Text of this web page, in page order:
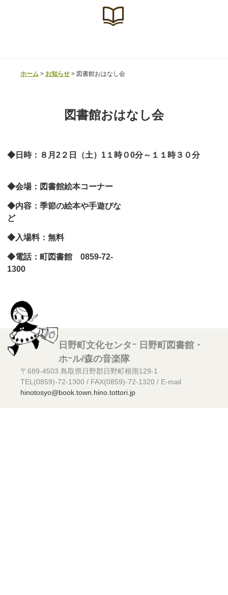
ホーム > お知らせ > 図書館おはなし会
図書館おはなし会
◆日時：８月2２日（土）1１時０0分～１１時３０分
◆会場：図書館絵本コーナー
◆内容：季節の絵本や手遊びな
ど
◆入場料：無料
◆電話：町図書館 0859-72-
日野町文化センタｰ 日野町図書館・
ホｰル/森の音楽隊
〒689-4503 鳥取県日野郡日野町根雨129-1
TEL(0859)-72-1300 / FAX(0859)-72-1320 / E-mail
hinotosyo@book.town.hino.tottori.jp